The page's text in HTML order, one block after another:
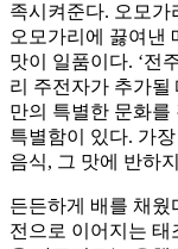
족시켜준다. 오모가
오모가리에 끓여낸
맛이 일품이다. ‘전
리 주전자가 추가될
만의 특별한 문화를
특별함이 있다. 가
음식, 그 맛에 반하
든든하게 배를 채웠
전으로 이어지는